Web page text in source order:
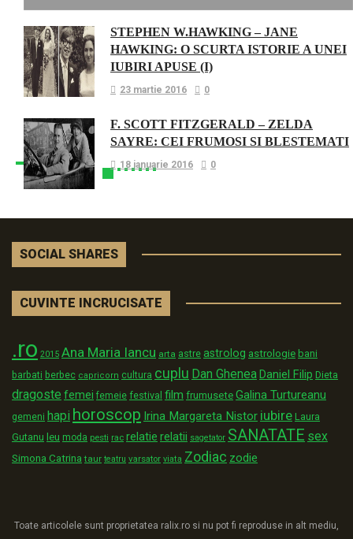
STEPHEN W.HAWKING – JANE
HAWKING: O SCURTA ISTORIE A UNEI
IUBIRI APUSE (I)
23 martie 2016 0
F. SCOTT FITZGERALD – ZELDA
SAYRE: CEI FRUMOSI SI BLESTEMATI
18 ianuarie 2016 0
SOCIAL SHARES
CUVINTE INCRUCISATE
.ro 2015 Ana Maria Iancu arta astre astrolog astrologie bani
barbati berbec capricorn cultura cuplu Dan GheneaDaniel Filip Dieta
dragoste femei femeie festival film frumusete Galina Turtureanu
gemeni hapi horoscop Irina Margareta Nistor iubire Laura
Gutanu leu moda pesti rac relatie relatii sagetator SANATATE sex
Simona Catrina taur teatru varsator viata Zodiac zodie
Toate articolele sunt proprietatea ralix.ro si nu pot fi reproduse in alt mediu,